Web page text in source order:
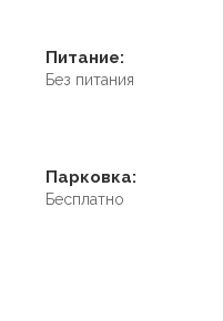
Питание:
Без питания
Парковка:
Бесплатно